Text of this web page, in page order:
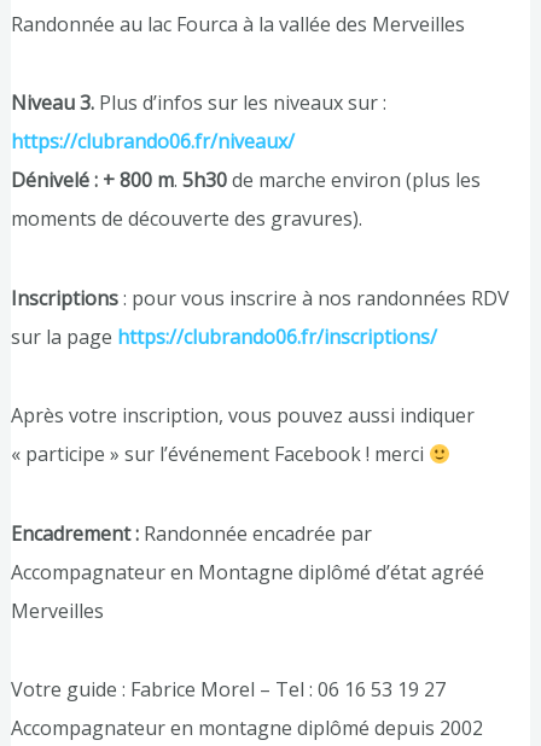
Randonnée au lac Fourca à la vallée des Merveilles
Niveau 3. Plus d’infos sur les niveaux sur :
https://clubrando06.fr/niveaux/
Dénivelé : + 800 m. 5h30de marche environ (plus les
moments de découverte des gravures).
Inscriptions: pour vous inscrire à nos randonnées RDV
sur la page https://clubrando06.fr/inscriptions/
Après votre inscription, vous pouvez aussi indiquer
« participe » sur l’événement Facebook ! merci
Encadrement :Randonnée encadrée par
Accompagnateur en Montagne diplômé d’état agréé
Merveilles
Votre guide : Fabrice Morel – Tel : 06 16 53 19 27
Accompagnateur en montagne diplômé depuis 2002